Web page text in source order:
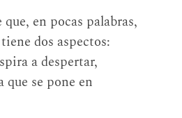
en pocas palabras,
dos aspectos:
a despertar,
se pone en